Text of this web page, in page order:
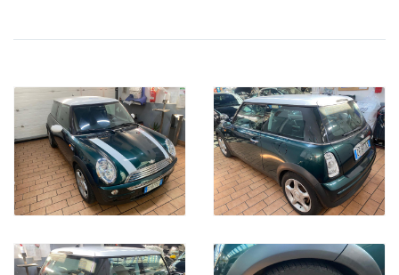
Acquistiamo il tuo Veicolo Usato:
Se Desideri Vendere il tuo usato , lo acquisteremo noi.
Per ricevere la Valutazione , compila il forum sul nostro sito.